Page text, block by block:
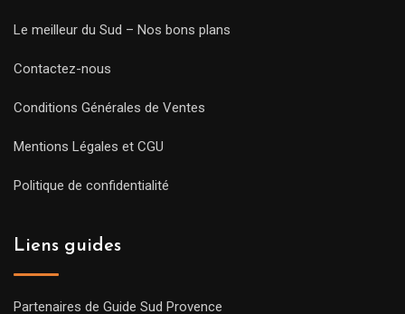
Le meilleur du Sud – Nos bons plans
Contactez-nous
Conditions Générales de Ventes
Mentions Légales et CGU
Politique de confidentialité
Liens guides
Partenaires de Guide Sud Provence